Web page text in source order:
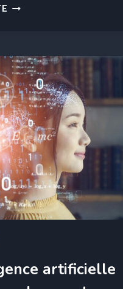
OPTIMISATION
GRÂCE
À
L’INTELLIGENCE
ARTIFICIELLE
artificielle